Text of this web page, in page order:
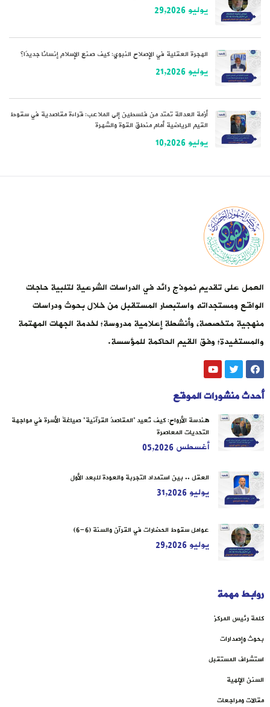
يوليو 29,2026
الهجرة العقلية في الإصلاح النبوي: كيف صنع الإسلام إنسانًا جديدًا؟
يوليو 21,2026
أزمة العدالة تمتد من فلسطين إلى الملاعب: قراءة مقاصدية في سقوط
القيم الرياضية أمام منطق القوة والشهرة
يوليو 10,2026
العمل على تقديم نموذج رائد في الدراسات الشرعية لتلبية حاجات
الواقع ومستجداته واستبصار المستقبل من خلال بحوث ودراسات
منهجية متخصصة، وأنشطة إعلامية مدروسة؛ لخدمة الجهات المهتمة
والمستفيدة؛ وفق القيم الحاكمة للمؤسسة.
أحدث منشورات الموقع
هندسة الأرواح: كيف تُعيد “المقاصدُ القرآنية” صياغةَ الأسرة في مواجهة
التحديات المعاصرة
أغسطس 05,2026
العقل .. بين استمداد التجربة والعودة للبعد الأول
يوليو 31,2026
عوامل سقوط الحضارات في القرآن والسنة (6-6)
يوليو 29,2026
روابط مهمة
كلمة رئيس المركز
بحوث وإصدارات
استشراف المستقبل
السنن الإلهية
مقالات ومراجعات